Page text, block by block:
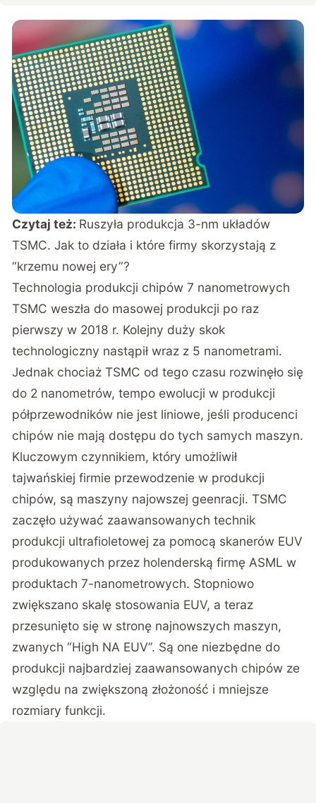
Czytaj też: Ruszyła produkcja 3-nm układów
TSMC. Jak to działa i które firmy skorzystają z
“krzemu nowej ery”?
Technologia produkcji chipów 7 nanometrowych
TSMC weszła do masowej produkcji po raz
pierwszy w 2018 r. Kolejny duży skok
technologiczny nastąpił wraz z 5 nanometrami.
Jednak chociaż TSMC od tego czasu rozwinęło się
do 2 nanometrów, tempo ewolucji w produkcji
półprzewodników nie jest liniowe, jeśli producenci
chipów nie mają dostępu do tych samych maszyn.
Kluczowym czynnikiem, który umożliwił
tajwańskiej firmie przewodzenie w produkcji
chipów, są maszyny najowszej geenracji. TSMC
zaczęło używać zaawansowanych technik
produkcji ultrafioletowej za pomocą skanerów EUV
produkowanych przez holenderską firmę ASML w
produktach 7-nanometrowych. Stopniowo
zwiększano skalę stosowania EUV, a teraz
przesunięto się w stronę najnowszych maszyn,
zwanych “High NA EUV”. Są one niezbędne do
produkcji najbardziej zaawansowanych chipów ze
względu na zwiększoną złożoność i mniejsze
rozmiary funkcji.